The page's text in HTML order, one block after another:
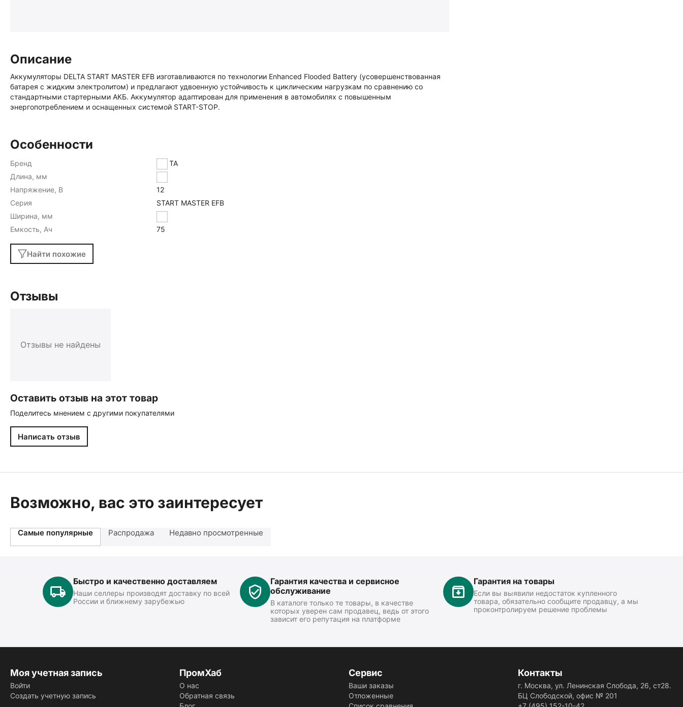
Описание
Аккумуляторы DELTA START MASTER EFB изготавливаются по технологии Enhanced Flooded Battery (усовершенствованная
батарея с жидким электролитом) и предлагают удвоенную устойчивость к циклическим нагрузкам по сравнению со
стандартными стартерными АКБ. Аккумулятор адаптирован для применения в автомобилях с повышенным
энергопотреблением и оснащенных системой START-STOP.
Особенности
Бренд
DELTA
Длина, мм
Напряжение, В
12
Серия
START MASTER EFB
Ширина, мм
Емкость, Ач
75
Найти похожие
Отзывы
Отзывы не найдены
Оставить отзыв на этот товар
Поделитесь мнением с другими покупателями
Написать отзыв
Возможно, вас это заинтересует
Самые популярные Распродажа Недавно просмотренные
Быстро и качественно доставляем
Наши селлеры производят доставку по всей
России и ближнему зарубежью
Гарантия качества и сервисное
обслуживание
В каталоге только те товары, в качестве
которых уверен сам продавец, ведь от этого
зависит его репутация на платформе
Гарантия на товары
Если вы выявили недостаток купленного
товара, обязательно сообщите продавцу, а мы
проконтролируем решение проблемы
Моя учетная запись
Войти
Создать учетную запись
ПромХаб
О нас
Обратная связь
Сервис
Ваши заказы
Отложенные
Контакты
г. Москва, ул. Ленинская Слобода, 26, ст28.
БЦ Слободской, офис № 201